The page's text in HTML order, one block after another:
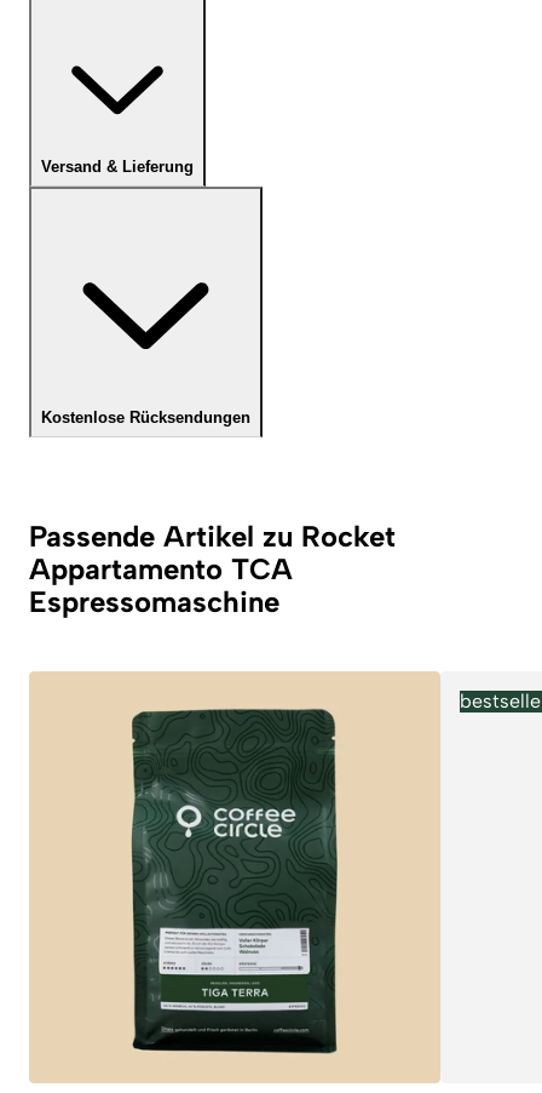
Versand & Lieferung
Kostenlose Rücksendungen
Passende Artikel zu Rocket
Appartamento TCA
Espressomaschine